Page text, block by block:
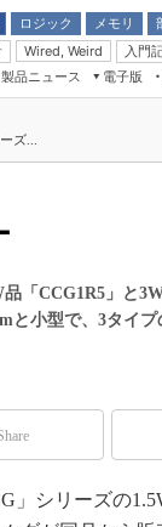
ロジック
メモリ
Wired, Weird
入門
講座 計測機器
製品ニュース
電子版
ズ...
「CCG1R5」と
と小型で、3タイ
シリーズの